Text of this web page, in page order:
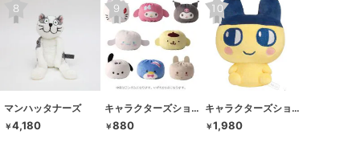
マンハッタナーズ
￥4,180
キャラクターズショップ ラフラフ
￥880
キャラクターズショップ ラフラフ
￥1,980